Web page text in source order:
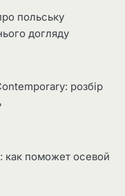
польську
догляду
розбір
поможет осевой